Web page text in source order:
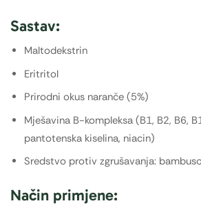
Sastav:
Maltodekstrin
Eritritol
Prirodni okus naranče (5%)
Mješavina B-kompleksa (B1, B2, B6,
pantotenska kiselina, niacin)
Sredstvo protiv zgrušavanja:
Način primjene: